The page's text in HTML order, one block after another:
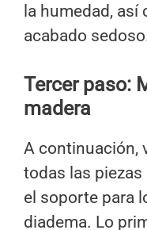
la humedad,
acabado
Tercer paso:
madera
A continuación,
todas las
el soporte para
diadema. Lo